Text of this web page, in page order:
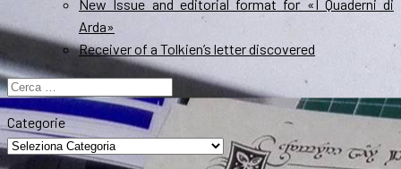
New Issue and editorial format for «I Quaderni di
Arda»
Receiver of a Tolkien’s letter discovered
Ricerca
per:
Categorie